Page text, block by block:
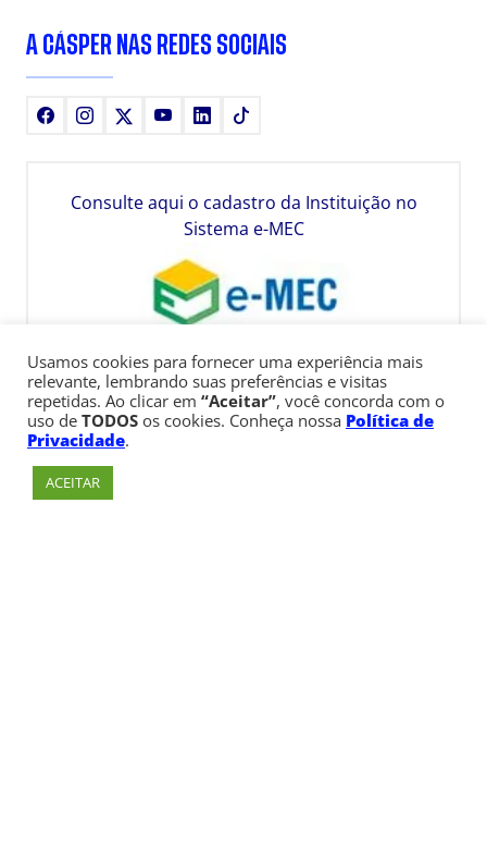
A CÁSPER NAS REDES SOCIAIS
FacebookInstagram YoutubeLinkedIn
Consulte aqui o cadastro da Instituição no
Sistema e-MEC
Usamos cookies para fornecer uma experiência mais
relevante, lembrando suas preferências e visitas
repetidas. Ao clicar em “Aceitar”, você concorda com o
uso de TODOS os cookies. Conheça nossa Política de
Privacidade.
ACEITAR